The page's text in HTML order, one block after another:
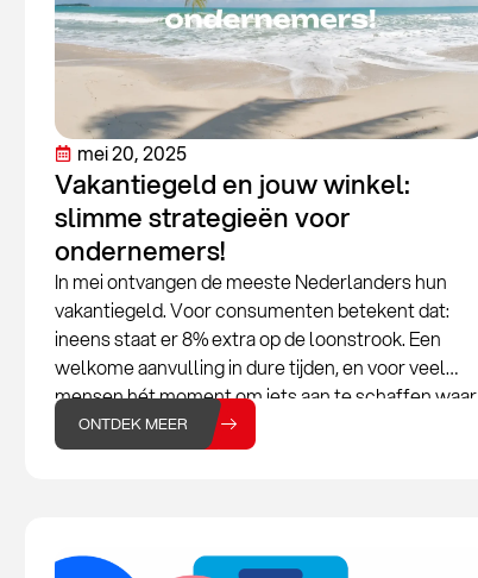
mei 20, 2025
Vakantiegeld en jouw winkel:
slimme strategieën voor
ondernemers!
In mei ontvangen de meeste Nederlanders hun
vakantiegeld. Voor consumenten betekent dat:
ineens staat er 8% extra op de loonstrook. Een
welkome aanvulling in dure tijden, en voor veel
mensen hét moment om iets aan te schaffen waar
ze eerder mee wachtten. Van een nieuwe
barbecue tot een paar sneakers
ONTDEK MEER